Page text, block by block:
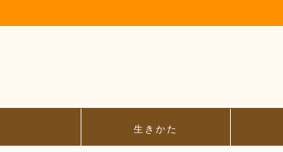
生きかた